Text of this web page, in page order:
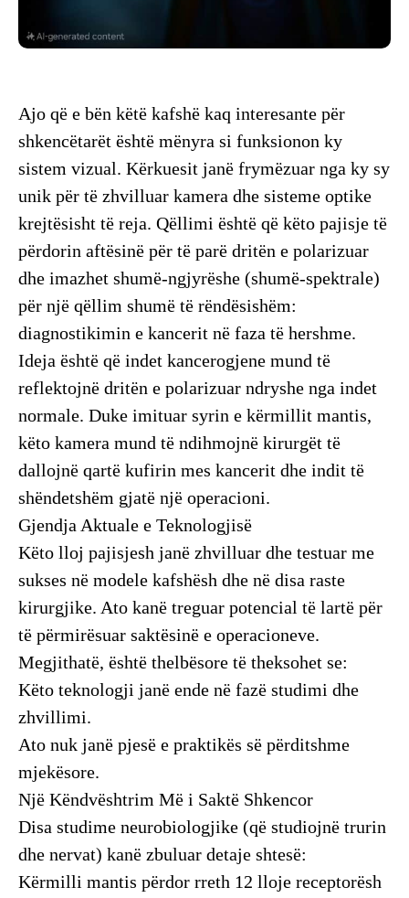
​Ajo që e bën këtë kafshë kaq interesante për
shkencëtarët është mënyra si funksionon ky
sistem vizual. Kërkuesit janë frymëzuar nga ky sy
unik për të zhvilluar kamera dhe sisteme optike
krejtësisht të reja. Qëllimi është që këto pajisje të
përdorin aftësinë për të parë dritën e polarizuar
dhe imazhet shumë-ngjyrëshe (shumë-spektrale)
për një qëllim shumë të rëndësishëm:
diagnostikimin e kancerit në faza të hershme.
​Ideja është që indet kancerogjene mund të
reflektojnë dritën e polarizuar ndryshe nga indet
normale. Duke imituar syrin e kërmillit mantis,
këto kamera mund të ndihmojnë kirurgët të
dallojnë qartë kufirin mes kancerit dhe indit të
shëndetshëm gjatë një operacioni.
​Gjendja Aktuale e Teknologjisë
​Këto lloj pajisjesh janë zhvilluar dhe testuar me
sukses në modele kafshësh dhe në disa raste
kirurgjike. Ato kanë treguar potencial të lartë për
të përmirësuar saktësinë e operacioneve.
​Megjithatë, është thelbësore të theksohet se:
​Këto teknologji janë ende në fazë studimi dhe
zhvillimi.
​Ato nuk janë pjesë e praktikës së përditshme
mjekësore.
​Një Këndvështrim Më i Saktë Shkencor
​Disa studime neurobiologjike (që studiojnë trurin
dhe nervat) kanë zbuluar detaje shtesë:
​Kërmilli mantis përdor rreth 12 lloje receptorësh